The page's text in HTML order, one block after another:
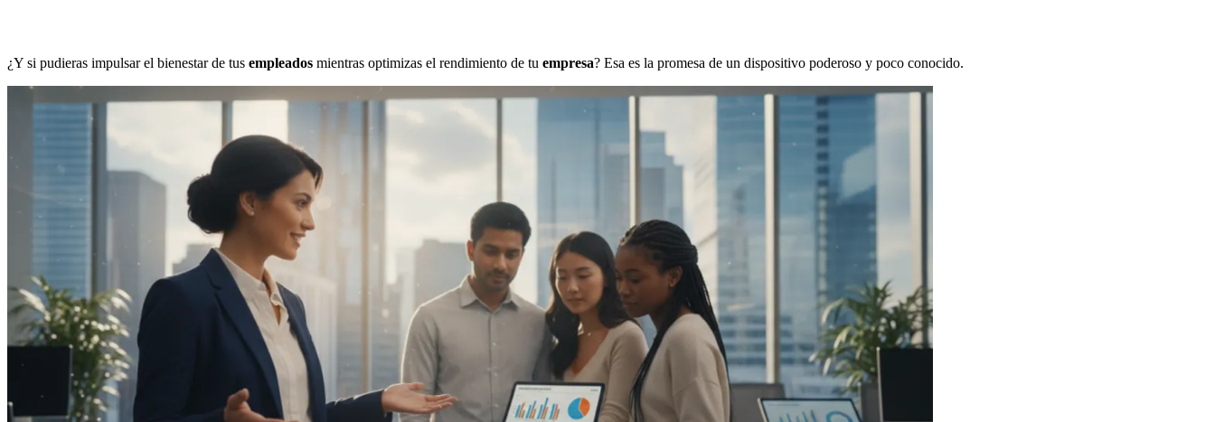
¿Y si pudieras impulsar el bienestar de tus empleados mientras optimizas el rendimiento de tu empresa? Esa es la promesa de un dispositivo poderoso y poco conocido.